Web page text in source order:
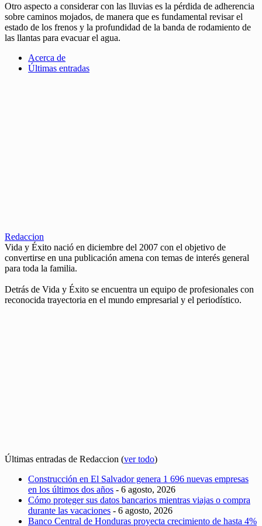
Otro aspecto a considerar con las lluvias es la pérdida de adherencia
sobre caminos mojados, de manera que es fundamental revisar el
estado de los frenos y la profundidad de la banda de rodamiento de
las llantas para evacuar el agua.
Acerca de
Últimas entradas
Redaccion
Vida y Éxito nació en diciembre del 2007 con el objetivo de
convertirse en una publicación amena con temas de interés general
para toda la familia.
Detrás de Vida y Éxito se encuentra un equipo de profesionales con
reconocida trayectoria en el mundo empresarial y el periodístico.
Últimas entradas de Redaccion (ver todo)
Construcción en El Salvador genera 1 696 nuevas empresas
en los últimos dos años - 6 agosto, 2026
Cómo proteger sus datos bancarios mientras viajas o compra
durante las vacaciones - 6 agosto, 2026
Banco Central de Honduras proyecta crecimiento de hasta 4%